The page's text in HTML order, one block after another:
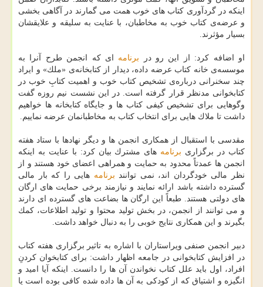
اینكه در گردآوری كتاب های خوب همت می گمارند در آگاهی بخشی
و عرضه‌ی كتاب خوب به مخاطبان، با عنایت به سلیقه و علایقشان
بسیار مؤثرند.
او اضافه كرد: از این رو در برنامه ای كه انجمن طرح آنرا به
موسسه‌ی خانه كتاب عرضه داده، دیدار از كتابخانه‌ی «ملك» و ایراد
چند سخنرانی درباره‌ی تشخیص كتاب خوب و اهمیت كتابِ خوب در
كتابخوانی مدنظر قرار گرفته است. در این نشست نیم روزه گفت
وگوهایی برای تشخیص كیفی كتاب ها و جایگاه كتابخانه ها خواهیم
داشت تا ملاك هایی برای انتخاب كتاب به مخاطبانمان عرضه نماییم.
مقدسی با استقبال از همكاری انجمن ها و دیگر نهادها با ستاد هفته
كتاب در برگزاری برنامه های مشترك بیان كرد: با عنایت به اینكه
انجمن ها عمدتاً محدود به حمایت و همراهی اعضای خود هستند و از
نظر مالی خودگردان اند، نمی توانند برنامه هایی را كه بار مالی
گسترده داشته باشد ارائه نمایند و نیازمند برخی حمایت های ارگان
های دولتی هستند. طبعاً این ارگان ها بضاعت های گسترده ای دارند
و می توانند از انجمن، در بخش تولید محتوا و تولید اطلاعات، كمك
بگیرند و این همكاری نتایج خوبی را به دنبال خواهد داشت.
دبیر انجمن صنفی ویراستاران با اشاره به تاثیر برگزاری هفته كتاب
در افزایش كتابخوانی در جامعه اظهار داشت: برای كتابخوان كردنِ
افراد، اول باید علل كتاب نخواندن آن ها را دانست. اینكه آیا امید و
انگیزه و اشتیاق كه از كودكی به آن ها داده شده كافی بوده است یا